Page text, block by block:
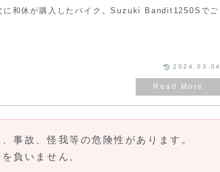
に和休が購入したバイク。Suzuki Bandit1250Sでご
2024.03.04
事故、怪我等の危険性があります。
負いません。